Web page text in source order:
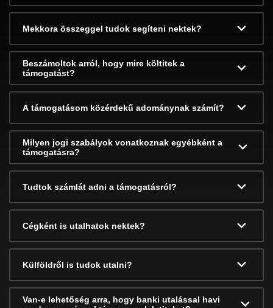
Mekkora összeggel tudok segíteni nektek?
Beszámoltok arról, hogy mire költitek a
támogatást?
A támogatásom közérdekű adománynak számít?
Milyen jogi szabályok vonatkoznak egyébként a
támogatásra?
Tudtok számlát adni a támogatásról?
Cégként is utalhatok nektek?
Külföldről is tudok utalni?
Van-e lehetőség arra, hogy banki utalással havi